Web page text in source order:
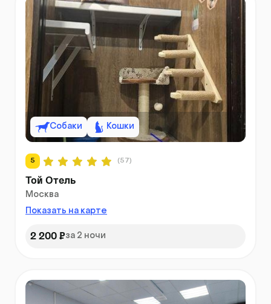
Собаки Кошки
5 (57)
Той Отель
Москва
Показать на карте
2 200 ₽за 2 ночи